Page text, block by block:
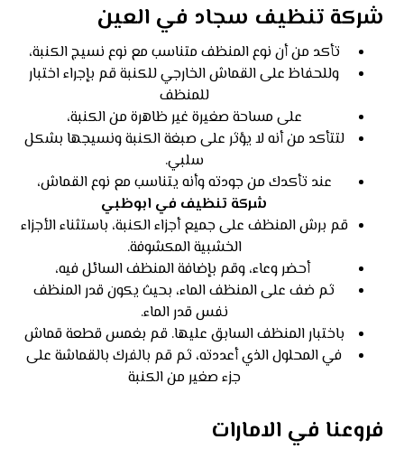
شركة تنظيف سجاد في العين
تأكد من أن نوع المنظف متناسب مع نوع نسيج الكنبة،
وللحفاظ على القماش الخارجي للكنبة قم بإجراء اختبار
للمنظف
على مساحة صغيرة غير ظاهرة من الكنبة،
لتتأكد من أنه لا يؤثر على صبغة الكنبة ونسيجها بشكل
سلبي.
عند تأكدك من جودته وأنه يتناسب مع نوع القماش،
شركة تنظيف في ابوظبي
قم برش المنظف على جميع أجزاء الكنبة، باستثناء الأجزاء
الخشبية المكشوفة.
أحضر وعاء، وقم بإضافة المنظف السائل فيه،
ثم ضف على المنظف الماء، بحيث يكون قدر المنظف
نفس قدر الماء.
باختبار المنظف السابق عليها. قم بغمس قطعة قماش
في المحلول الذي أعددته، ثم قم بالفرك بالقماشة على
جزء صغير من الكنبة
فروعنا في الامارات